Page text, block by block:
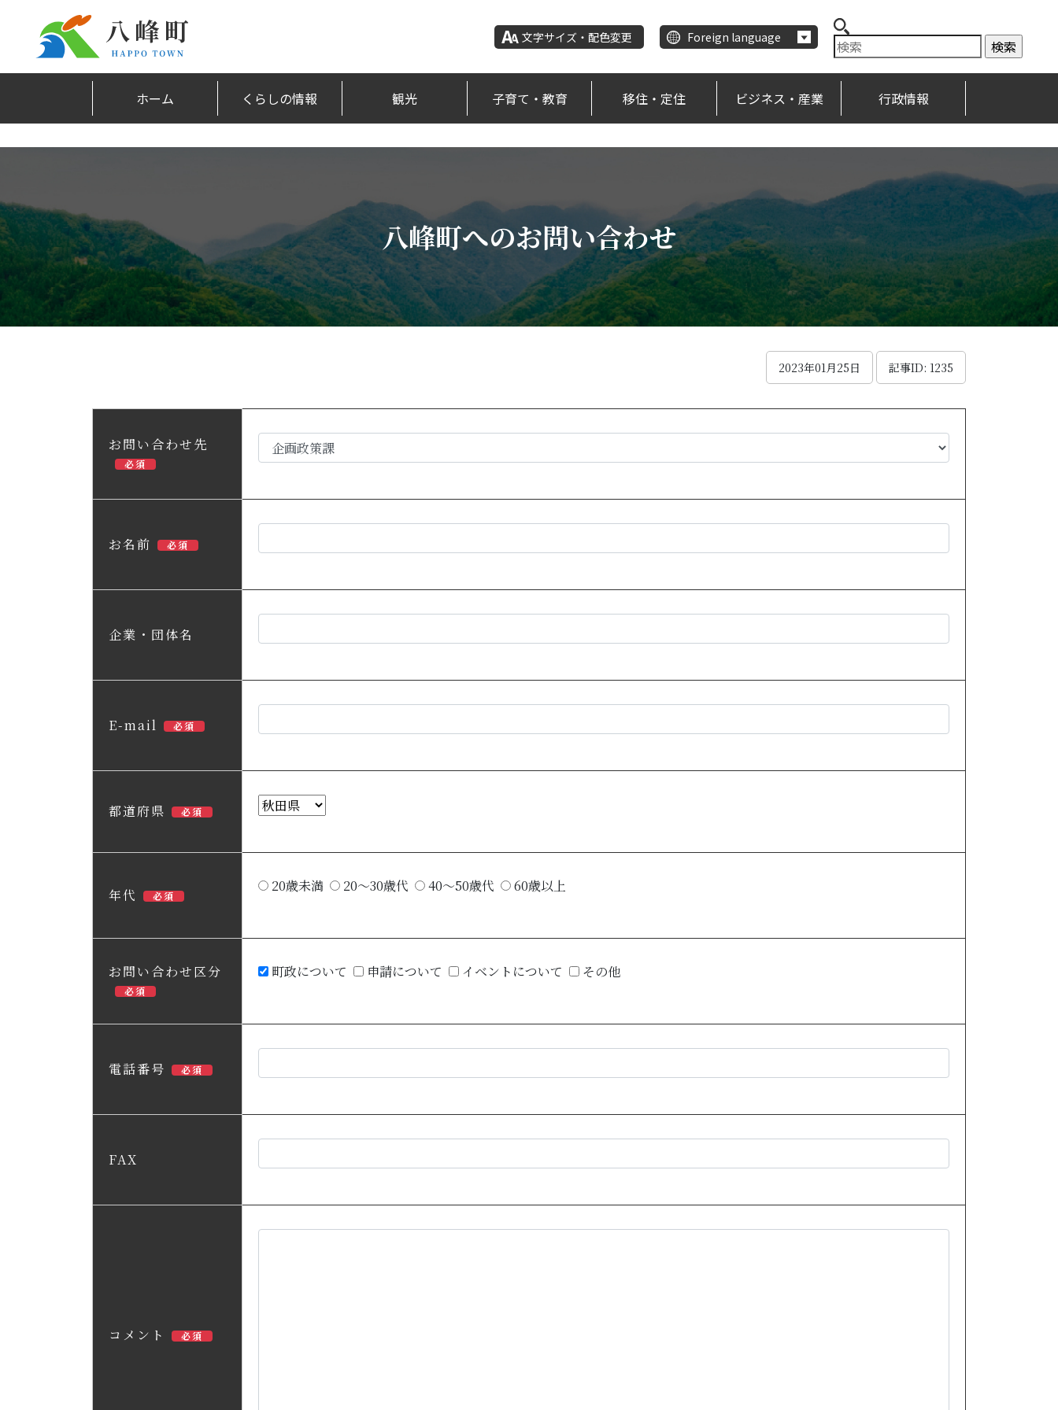
文字サイズ・配色変更 Foreign language
ホーム くらしの情報 観光 子育て・教育 移住・定住 ビジネス・産業 行政情報
八峰町へのお問い合わせ
2023年01月25日 記事ID: 1235
お問い合わせ先
必須
お名前 必須
企業・団体名
E-mail 必須
都道府県 必須
年代 必須
20歳未満 20～30歳代 40～50歳代 60歳以上
お問い合わせ区分
必須
町政について 申請について イベントについて その他
電話番号 必須
FAX
コメント 必須